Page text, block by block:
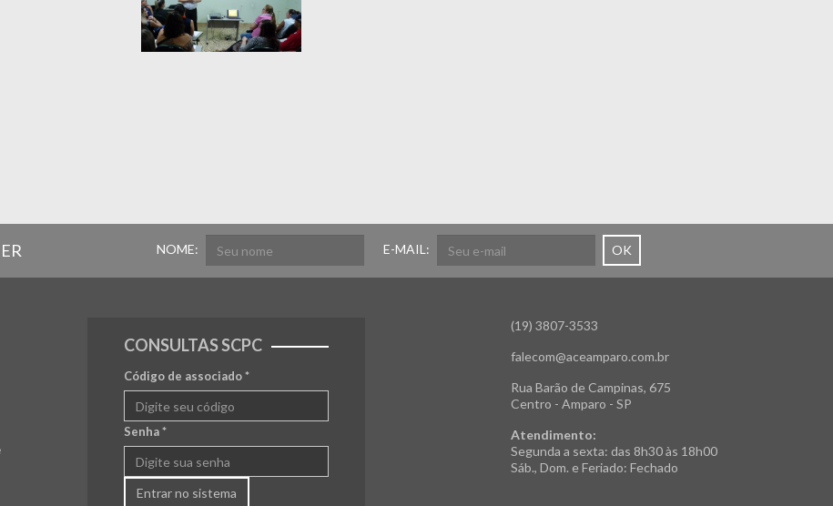
NOME: E-MAIL: OK
CONSULTAS SCPC
Código de associado*
Senha*
Entrar no sistema
(19) 3807-3533
falecom@aceamparo.com.br
Rua Barão de Campinas, 675
Centro - Amparo - SP
Atendimento:
Segunda a sexta: das 8h30 às 18h00
Sáb., Dom. e Feriado: Fechado